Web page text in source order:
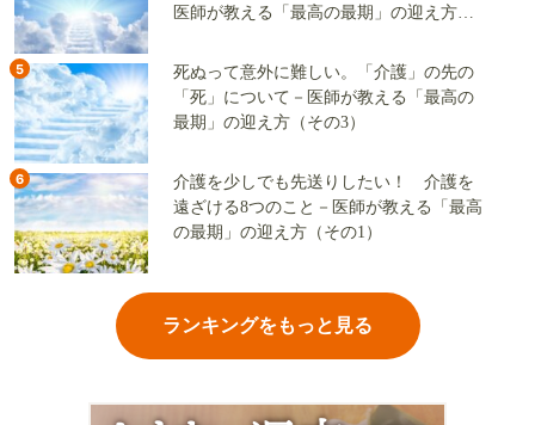
医師が教える「最高の最期」の迎え方
5
死ぬって意外に難しい。「介護」の先の
「死」について－医師が教える「最高の
最期」の迎え方（その3）
6
介護を少しでも先送りしたい！ 介護を
遠ざける8つのこと－医師が教える「最高
の最期」の迎え方（その1）
ランキングをもっと見る